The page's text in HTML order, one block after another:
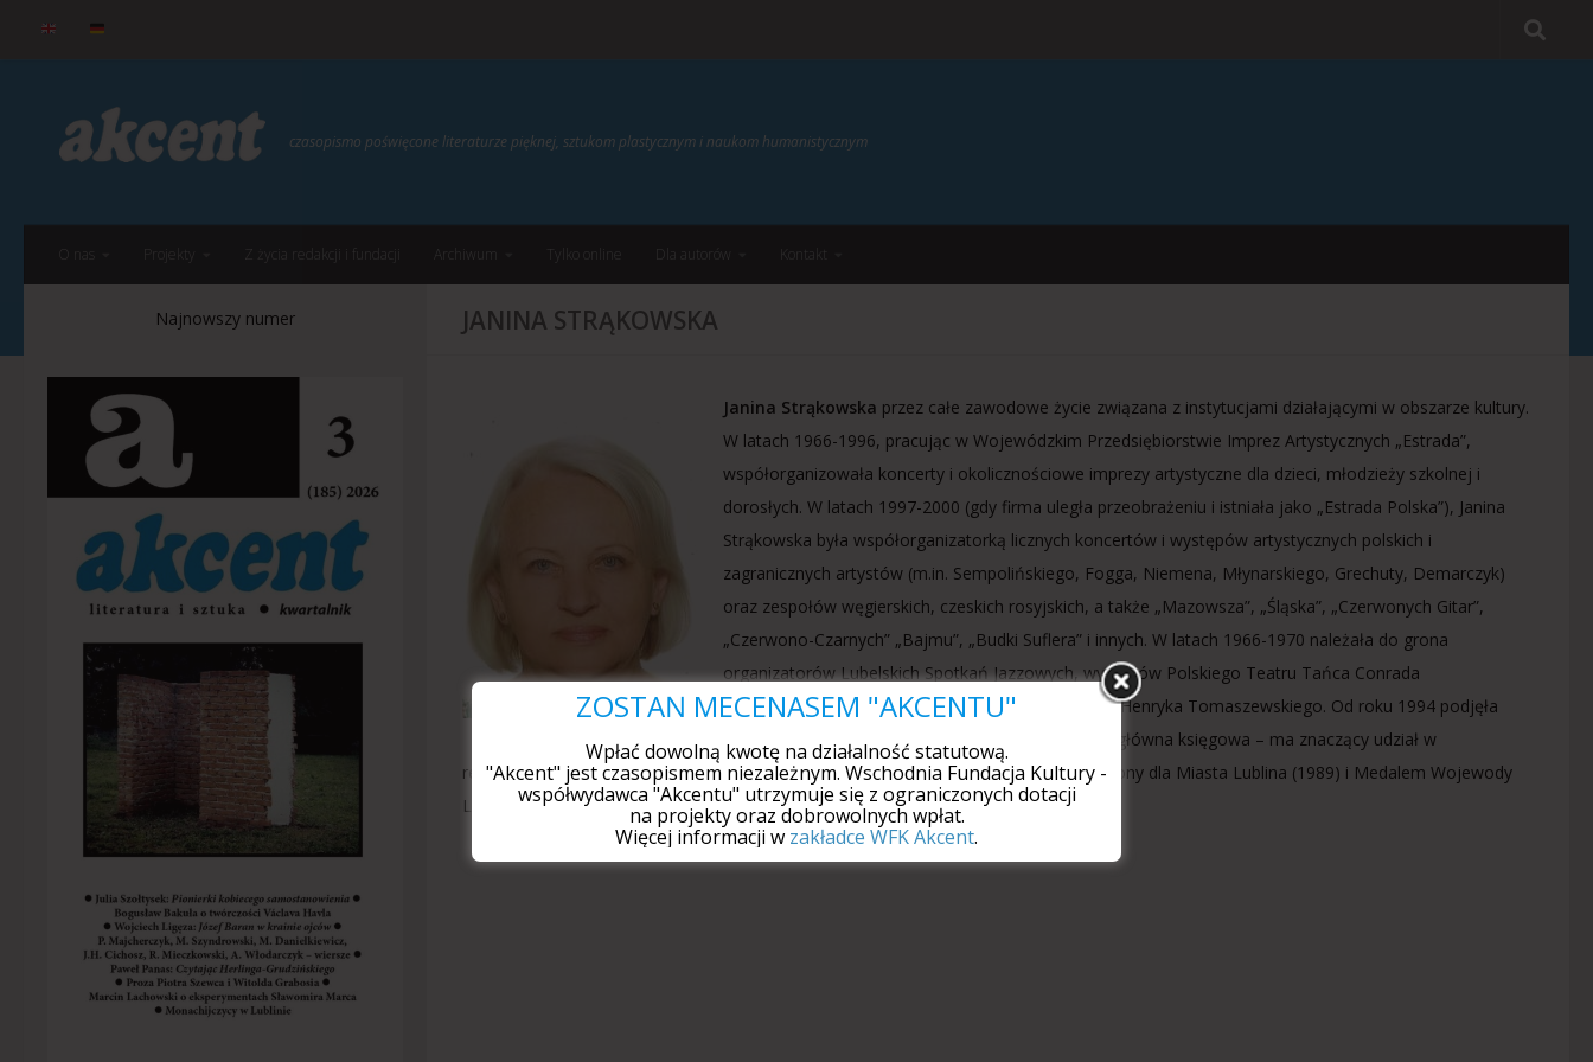
Przejdź do treści
czasopismo poświęcone literaturze pięknej, sztukom plastycznym i naukom humanistycznym
Projekty Z życia redakcji i fundacji Archiwum Tylko online Dla autorów Kontakt
JANINA STRĄKOWSKA
Janina Strąkowska przez całe zawodowe życie związana z instytucjami działającymi w obszarze kultury.
W latach 1966-1996, pracując w Wojewódzkim Przedsiębiorstwie Imprez Artystycznych „Estrada”,
współorganizowała koncerty i okolicznościowe imprezy artystyczne dla dzieci, młodzieży szkolnej i
dorosłych. W latach 1997-2000 (gdy firma uległa przeobrażeniu i istniała jako „Estrada Polska”), Janina
Strąkowska była współorganizatorką licznych koncertów i występów artystycznych polskich i
zagranicznych artystów (m.in. Sempolińskiego, Fogga, Niemena, Młynarskiego, Grechuty, Demarczyk)
oraz zespołów węgierskich, czeskich rosyjskich, a także „Mazowsza”, „Śląska”, „Czerwonych Gitar”,
„Czerwono-Czarnych” „Bajmu”, „Budki Suflera” i innych. W latach 1966-1970 należała do grona
organizatorów Lubelskich Spotkań Jazzowych, występów Polskiego Teatru Tańca Conrada
Drzewieckiego i Wrocławskiego Teatru Pantomimy Henryka Tomaszewskiego. Od roku 1994 podjęła
pracę w Wschodniej Fundacji Kultury „Akcent” jako główna księgowa – ma znaczący udział w
realizowanych przez Fundację projektach. Odznaczona m.in. Srebrną Odznaką Zasłużony dla Miasta Lublina (1989) i Medalem Wojewody
Lubelskiego (2011) oraz Medalem Prezydenta Miasta Lublin (2017).
Najnowszy numer
ZOSTAŃ MECENASEM "AKCENTU"
Wpłać dowolną kwotę na działalność statutową.
"Akcent" jest czasopismem niezależnym. Wschodnia Fundacja Kultury -
współwydawca "Akcentu" utrzymuje się z ograniczonych dotacji
na projekty oraz dobrowolnych wpłat.
Więcej informacji w zakładce WFK Akcent.